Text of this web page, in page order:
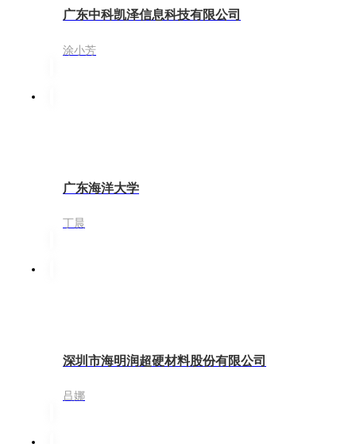
广东中科凯泽信息科技有限公司
涂小芳
广东海洋大学
丁晨
深圳市海明润超硬材料股份有限公司
吕娜